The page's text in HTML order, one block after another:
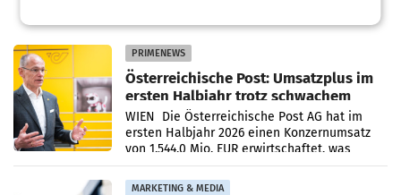
PRIMENEWS
Österreichische Post: Umsatzplus im
ersten Halbjahr trotz schwachem
Briefgeschäft
WIEN Die Österreichische Post AG hat im
ersten Halbjahr 2026 einen Konzernumsatz
von 1.544,0 Mio. EUR erwirtschaftet, was
einem Plus von 3,8 Prozent gegenüber dem
Vergleichszeitraum
MARKETING & MEDIA